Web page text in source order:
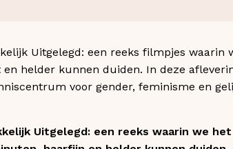
Uitgelegd: een reeks filmpjes waarin
helder kunnen duiden. In deze
voor gender, feminisme en
Uitgelegd: een reeks waarin we